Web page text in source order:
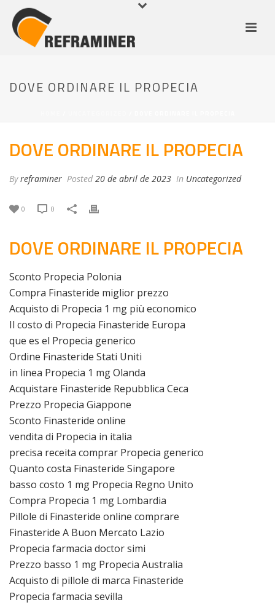
DOVE ORDINARE IL PROPECIA
DOVE ORDINARE IL PROPECIA
Byreframiner Posted 20 de abril de 2023 In Uncategorized
0 0
DOVE ORDINARE IL PROPECIA
Sconto Propecia Polonia
Compra Finasteride miglior prezzo
Acquisto di Propecia 1 mg più economico
Il costo di Propecia Finasteride Europa
que es el Propecia generico
Ordine Finasteride Stati Uniti
in linea Propecia 1 mg Olanda
Acquistare Finasteride Repubblica Ceca
Prezzo Propecia Giappone
Sconto Finasteride online
vendita di Propecia in italia
precisa receita comprar Propecia generico
Quanto costa Finasteride Singapore
basso costo 1 mg Propecia Regno Unito
Compra Propecia 1 mg Lombardia
Pillole di Finasteride online comprare
Finasteride A Buon Mercato Lazio
Propecia farmacia doctor simi
Prezzo basso 1 mg Propecia Australia
Acquisto di pillole di marca Finasteride
Propecia farmacia sevilla